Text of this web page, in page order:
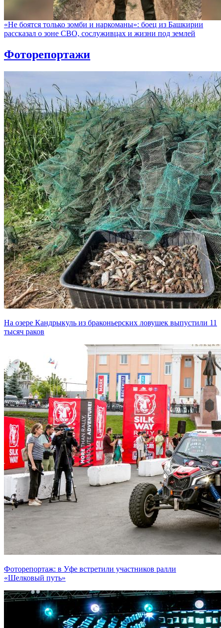
«Не боятся только зомби и наркоманы»: боец из Башкирии
рассказал о зоне СВО, сослуживцах и жизни под землей
Фоторепортажи
На озере Кандрыкуль из браконьерских ловушек выпустили 11
тысяч раков
Фоторепортаж: в Уфе встретили участников ралли
«Шелковый путь»